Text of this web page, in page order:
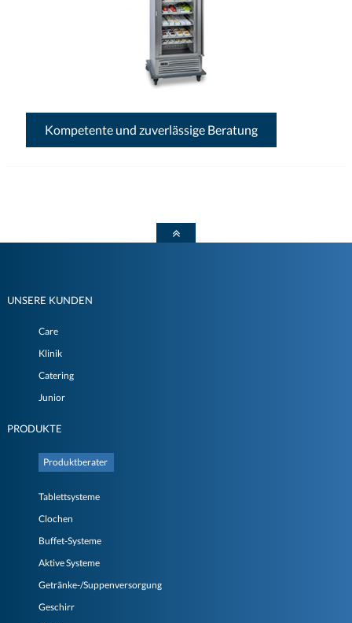
Kompetente und zuverlässige Beratung
UNSERE KUNDEN
Care
Klinik
Catering
Junior
PRODUKTE
Produktberater
Tablettsysteme
Clochen
Buffet-Systeme
Aktive Systeme
Getränke-/Suppenversorgung
Geschirr